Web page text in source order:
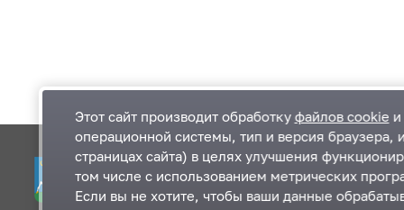
Одинцовский городской округ Московской
области
Этот сайт производит обработку файлов cookie
операционной системы, тип и версия браузера,
страницах сайта) в целях улучшения
том числе с использованием метрических
Если вы не хотите, чтобы ваши данные